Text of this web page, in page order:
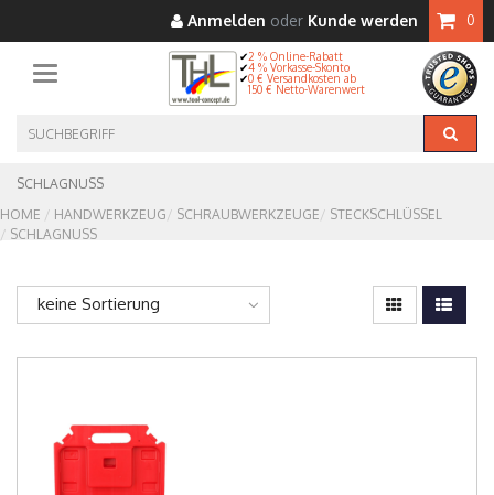
Anmelden oder Kunde werden 0
Toggle navigation
2 % Online-Rabatt
4 % Vorkasse-Skonto
0 € Versandkosten ab
150 € Netto-Warenwert
SCHLAGNUSS
HOME
HANDWERKZEUG SCHRAUBWERKZEUGE
STECKSCHLÜSSEL
SCHLAGNUSS
keine Sortierung